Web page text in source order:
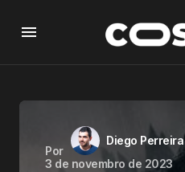
Por
Diego Perreira
3 de novembro de 2023